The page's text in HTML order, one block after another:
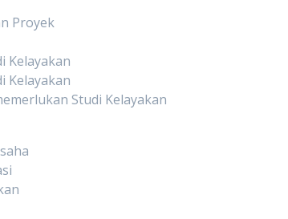
Proyek
Kelayakan
Kelayakan
Studi Kelayakan